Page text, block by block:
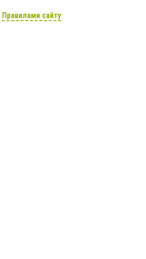
Правилами сайту